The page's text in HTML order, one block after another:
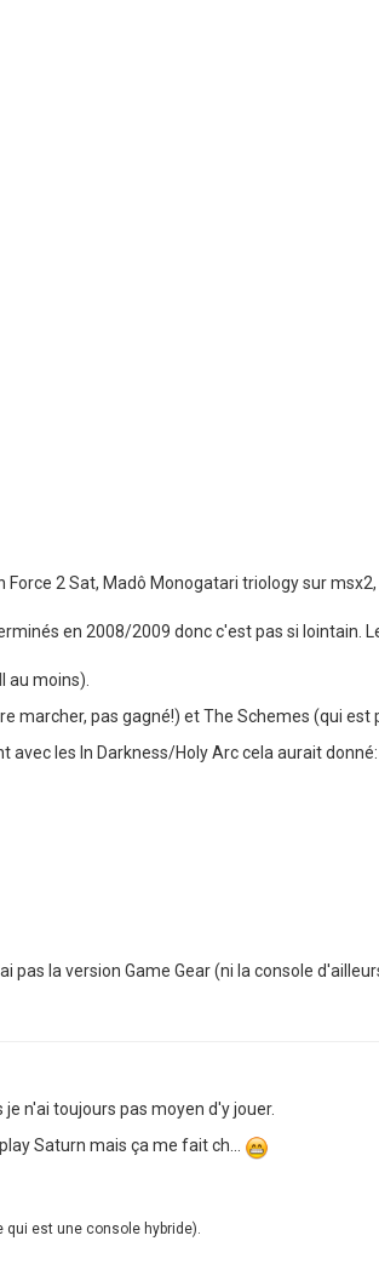
2 Sat, Madô Monogatari triology sur
en 2008/2009 donc c'est pas si lointain.
au moins).
marcher, pas gagné!) et The Schemes (qui est
les In Darkness/Holy Arc cela aurait donné:
la version Game Gear (ni la console
n'ai toujours pas moyen d'y jouer.
Saturn mais ça me fait ch...
est une console hybride).